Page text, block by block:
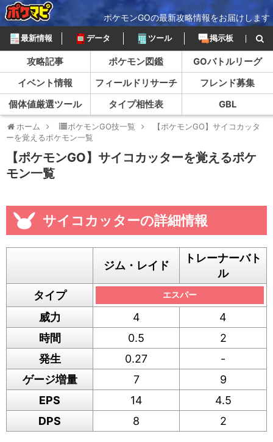
ポケモンGOの最新攻略情報をお届けします
最新情報 データ ツール 掲示板
攻略記事 ポケモン図鑑
GOバトルリーグ
イベント情報
フィールドリサーチ
フレンド募集
個体値厳選ツール
タイプ相性表 GBL
ホーム ポケモンGO技一覧
【ポケモンGO】サイコカッタ
ーを覚えるポケモン一覧
【ポケモンGO】サイコカッターを覚えるポケ
モン一覧
サイコカッターの詳細情報
ジム・レイド
トレーナーバト
ル
タイプ
エスパー
威力 4
4
時間
0.5
2
発生
0.27
-
ゲージ増量
7
9
EPS
14
4.5
DPS
8 2